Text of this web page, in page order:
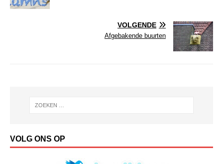
VOLGENDE
Afgebakende buurten
VOLG ONS OP